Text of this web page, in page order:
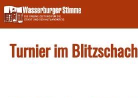
Skip
to
content
Turnier im Blitzschach